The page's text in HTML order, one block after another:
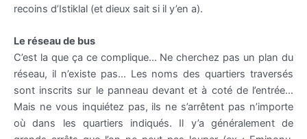
recoins d’Istiklal (et dieux sait si il y’en a).
Le réseau de bus
C’est la que ça ce complique… Ne cherchez pas un plan du
réseau, il n’existe pas… Les noms des quartiers traversés
sont inscrits sur le panneau devant et à coté de l’entrée…
Mais ne vous inquiétez pas, ils ne s’arrêtent pas n’importe
où dans les quartiers indiqués. Il y’a généralement de